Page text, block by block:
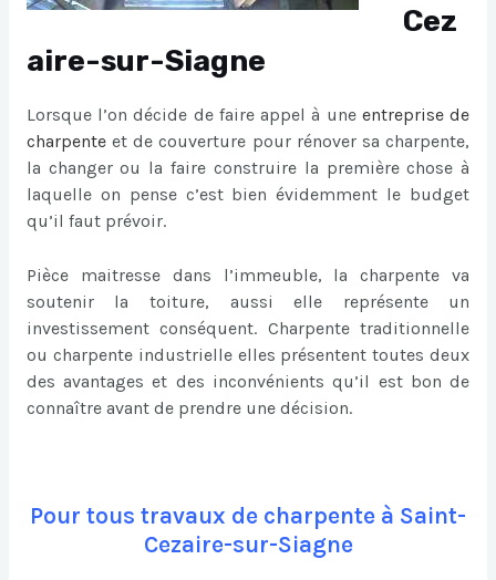
Cez
aire-sur-Siagne
Lorsque l’on décide de faire appel à une entreprise de
charpenteet de couverture pour rénover sa charpente,
la changer ou la faire construire la première chose à
laquelle on pense c’est bien évidemment le budget
qu’il faut prévoir.
Pièce maitresse dans l’immeuble, la charpente va
soutenir la toiture, aussi elle représente un
investissement conséquent. Charpente traditionnelle
ou charpente industrielle elles présentent toutes deux
des avantages et des inconvénients qu’il est bon de
connaître avant de prendre une décision.
Pour tous travaux de charpente à Saint-
Cezaire-sur-Siagne